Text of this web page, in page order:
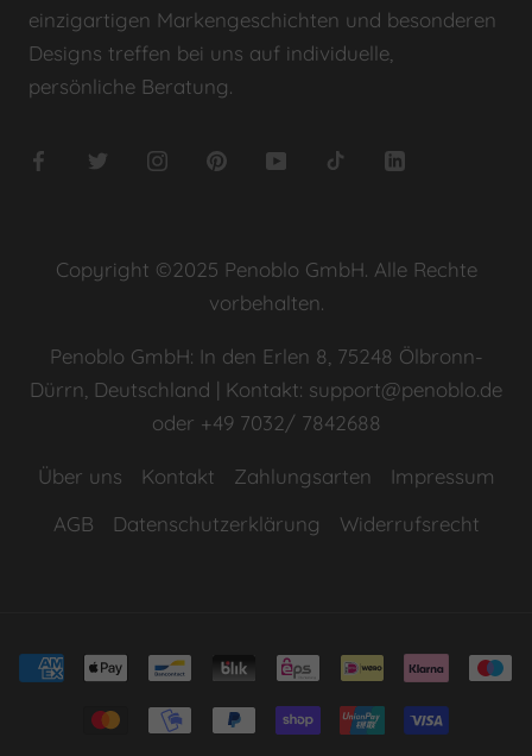
einzigartigen Markengeschichten und besonderen
Designs treffen bei uns auf individuelle,
persönliche Beratung.
Copyright ©2025 Penoblo GmbH. Alle Rechte
vorbehalten.
Penoblo GmbH: In den Erlen 8, 75248 Ölbronn-
Dürrn, Deutschland | Kontakt: support@penoblo.de
oder +49 7032/ 7842688
Über uns Kontakt Zahlungsarten
Impressum
AGB
Datenschutzerklärung Widerrufsrecht